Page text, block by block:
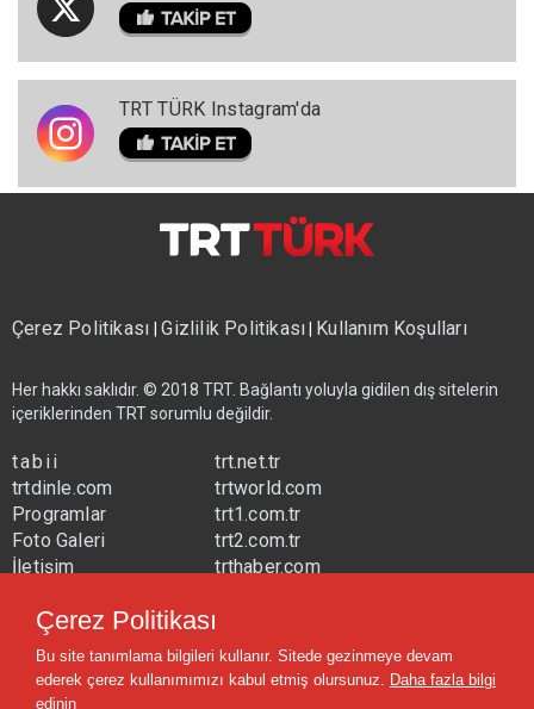
TRT TÜRK Instagram'da
Çerez Politikası|Gizlilik Politikası| Kullanım Koşulları
Her hakkı saklıdır. © 2018 TRT. Bağlantı yoluyla gidilen dış sitelerin
içeriklerinden TRT sorumlu değildir.
tabii
trtdinle.com
Programlar
Foto Galeri
İletişim
trt.net.tr
trtworld.com
trt1.com.tr
trt2.com.tr
trthaber.com
trtavaz.com.tr
trtmuzik.net.tr
trtcocuk.net.tr
Çerez Politikası
Bu site tanımlama bilgileri kullanır. Sitede gezinmeye devam
ederek çerez kullanımımızı kabul etmiş olursunuz. Daha fazla bilgi
edinin